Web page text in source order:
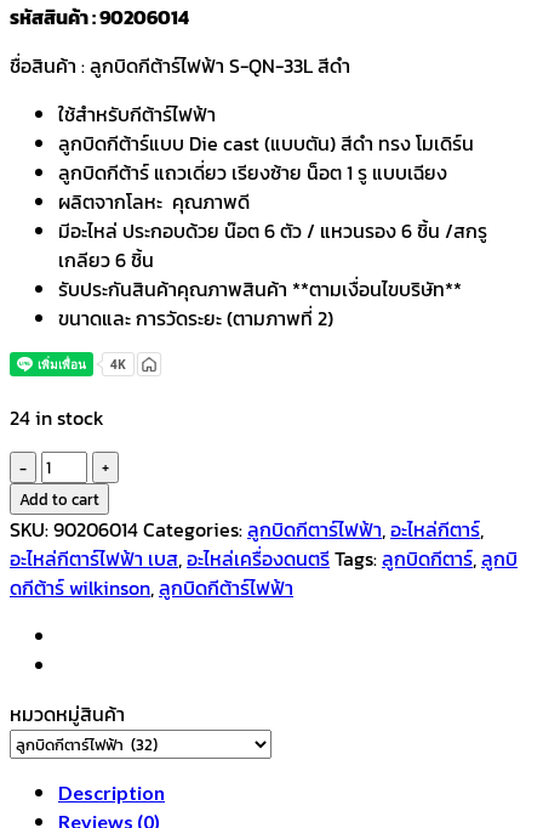
รหัสสินค้า : 90206014
ชื่อสินค้า : ลูกบิดกีต้าร์ไฟฟ้า S-QN-33L สีดำ
ใช้สำหรับกีต้าร์ไฟฟ้า
ลูกบิดกีต้าร์แบบ Die cast (แบบตัน) สีดำ ทรง โมเดิร์น
ลูกบิดกีต้าร์ แถวเดี่ยว เรียงซ้าย น็อต 1 รู แบบเฉียง
ผลิตจากโลหะ คุณภาพดี
มีอะไหล่ ประกอบด้วย น๊อต 6 ตัว / แหวนรอง 6 ชิ้น /สกรู
เกลียว 6 ชิ้น
รับประกันสินค้าคุณภาพสินค้า **ตามเงื่อนไขบริษัท**
ขนาดและ การวัดระยะ (ตามภาพที่ 2)
24 in stock
ลูกบิด
กีตาร์
ไฟฟ้า
แบบ
ตัน
เรียง
ซ้าย
เดี่ยว
น็อต
เฉียง
1
Add to cart
SKU:90206014Categories:ลูกบิดกีตาร์ไฟฟ้า,อะไหล่กีตาร์,
อะไหล่กีตาร์ไฟฟ้า เบส,อะไหล่เครื่องดนตรีTags:ลูกบิดกีตาร์,ลูกบิ
ดกีต้าร์ wilkinson,ลูกบิดกีต้าร์ไฟฟ้า
หมวดหมู่สินค้า
Description
Reviews (0)